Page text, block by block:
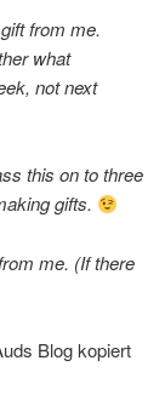
from me.
what
not next
this on to three
gifts.
me. (If there
Blog kopiert